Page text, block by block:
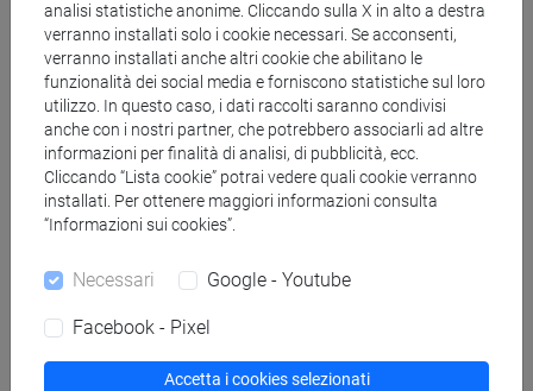
Corsi di studio e percorsi
[FM2] SCIENZE DELL'ANTICHITÀ:
LETTERATURE, STORIA E ARCHEOLOGIA -
Laurea magistrale (DM270)
filologia, letterature e storia dell'antichità
[FM4] FILOLOGIA E LETTERATURA ITALIANA -
Laurea magistrale (DM270)
[FM7] STORIA DAL MEDIOEVO ALL'ETÀ
CONTEMPORANEA - Laurea magistrale
percorso comune
analisi statistiche anonime. Cliccando sulla X in alto a destra
verranno installati solo i cookie necessari. Se acconsenti,
verranno installati anche altri cookie che abilitano le
funzionalità dei social media e forniscono statistiche sul loro
utilizzo. In questo caso, i dati raccolti saranno condivisi
anche con i nostri partner, che potrebbero associarli ad altre
informazioni per finalità di analisi, di pubblicità, ecc.
Cliccando “Lista cookie” potrai vedere quali cookie verranno
installati. Per ottenere maggiori informazioni consulta
“Informazioni sui cookies”.
Necessari Google - Youtube
Facebook - Pixel
Accetta i cookies selezionati